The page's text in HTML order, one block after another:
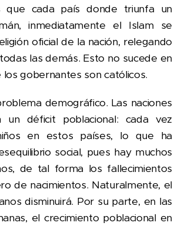
que cada país donde triunfa un
inmediatamente el Islam se
oficial de la nación, relegando
las demás. Esto no sucede en
gobernantes son católicos.
demográfico. Las naciones
un déficit poblacional: cada vez
en estos países, lo que ha
social, pues hay muchos
de tal forma los fallecimientos
de nacimientos. Naturalmente, el
disminuirá. Por su parte, en las
el crecimiento poblacional en